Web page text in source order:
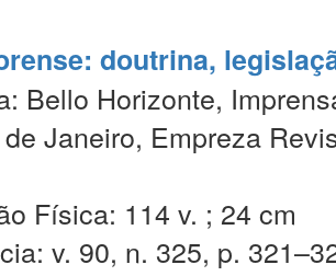
doutrina,
Bello Horizonte,
Janeiro, Empreza
Física: 114 v. ; 24 cm
v. 90, n. 325, p.